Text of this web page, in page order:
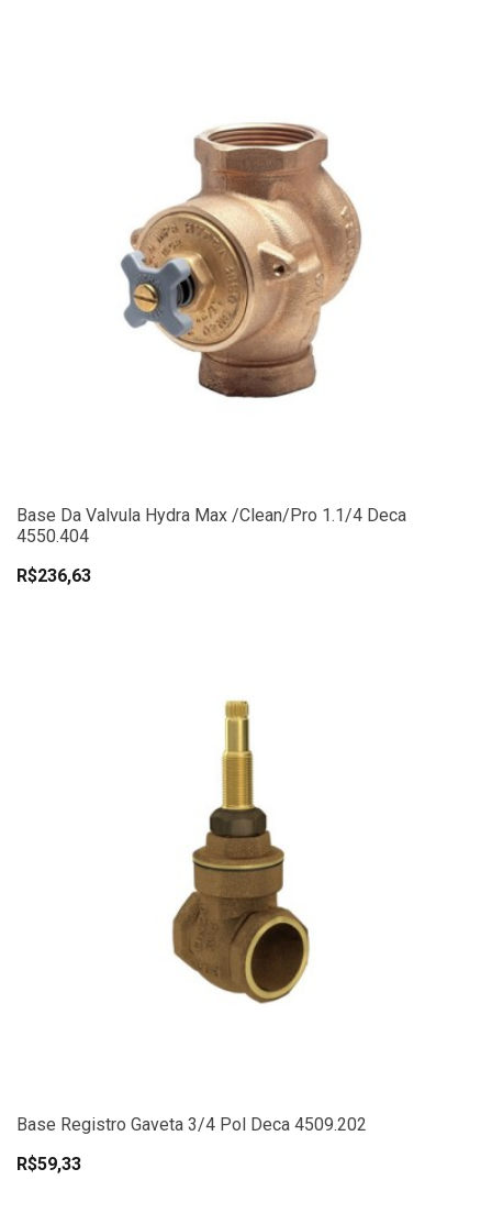
Base Da Valvula Hydra Max /Clean/Pro 1.1/4 Deca
4550.404
R$236,63
Base Registro Gaveta 3/4 Pol Deca 4509.202
R$59,33